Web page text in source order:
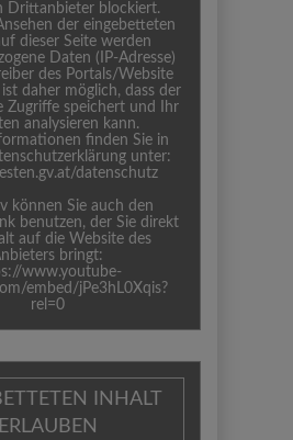
Drittanbieter blockiert.
der eingebetteten
dieser Seite werden
Daten (IP-Adresse)
des Portals/Website
ist daher möglich, dass der
Zugriffe speichert und Ihr
analysieren kann.
finden Sie in
unter:
datenschutz
können Sie auch den
benutzen, der Sie direkt
auf die Website des
bringt:
www.youtube-
embed/jPe3hL0Xqis?
rel=0
INHALT
ERLAUBEN